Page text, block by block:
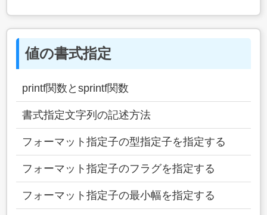
値の書式指定
printf関数とsprintf関数
書式指定文字列の記述方法
フォーマット指定子の型指定子を指定する
フォーマット指定子のフラグを指定する
フォーマット指定子の最小幅を指定する